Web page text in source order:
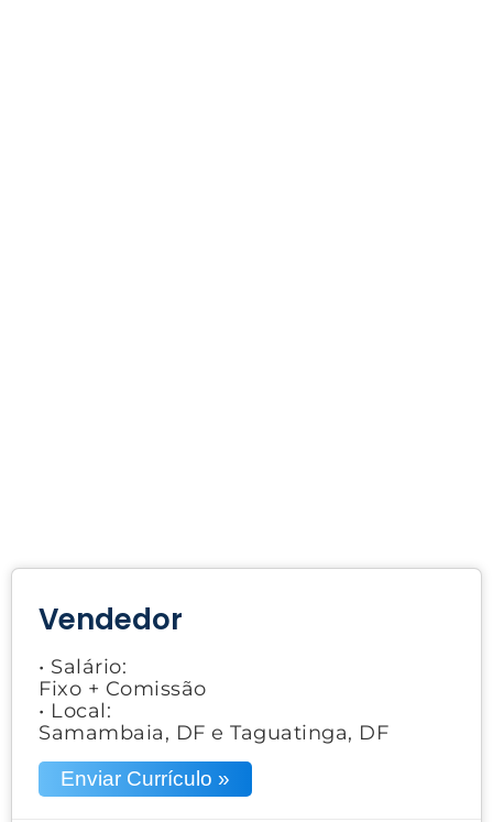
Vendedor
• Salário:
Fixo + Comissão
• Local:
Samambaia, DF e Taguatinga, DF
Enviar Currículo »